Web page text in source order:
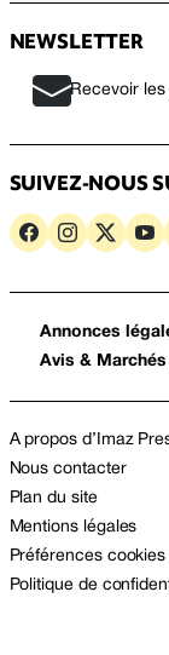
NEWSLETTER
Recevoir
SUIVEZ-NOUS
Annonces
Avis &
A propos d’Imaz
Nous contacter
Plan du site
Mentions légales
Préférences cookies
Politique de